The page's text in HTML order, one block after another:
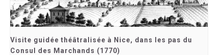
Visite guidée théâtralisée à Nice, dans les pas du
Consul des Marchands (1770)